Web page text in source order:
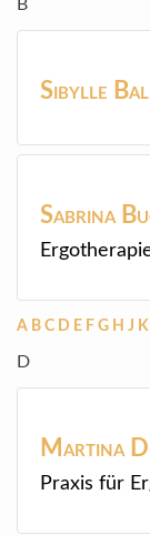
B
Sibylle
Sabrina
A B C D E F G H J K
D
Martina
Praxis für